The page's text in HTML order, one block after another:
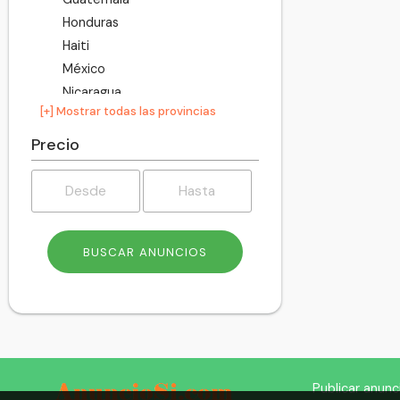
Honduras
Haiti
México
Nicaragua
Panamá
Perú
Puerto Rico
Paraguay
El Salvador
United States America
Uruguay
Venezuela
[+] Mostrar todas las provincias
Precio
Publicar